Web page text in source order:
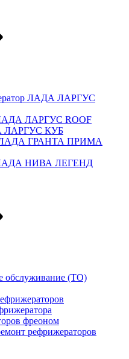
ЛАДА ЛАРГУC
ЛАРГУC ROOF
ЛАРГУС КУБ
ЛАДА ГРАНТА ПРИМА
ЛАДА НИВА ЛЕГЕНД
обслуживание (ТО)
фреоном
рефрижераторов